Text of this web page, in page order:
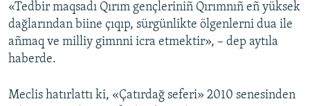
«Tedbir maqsadı Qırım gençleriniñ Qırımnıñ eñ yüksek
dağlarından biine çıqıp, sürgünlikte ölgenlerni dua ile
añmaq ve milliy gimnni icra etmektir», – dep aytıla
haberde.
Meclis hatırlattı ki, «Çatırdağ seferi» 2010 senesinden